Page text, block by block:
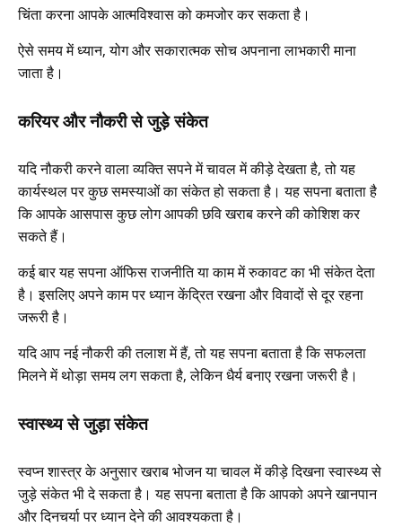
चिंता करना आपके आत्मविश्वास को कमजोर कर सकता है।
ऐसे समय में ध्यान, योग और सकारात्मक सोच अपनाना लाभकारी माना
जाता है।
करियर और नौकरी से जुड़े संकेत
यदि नौकरी करने वाला व्यक्ति सपने में चावल में कीड़े देखता है, तो यह
कार्यस्थल पर कुछ समस्याओं का संकेत हो सकता है। यह सपना बताता है
कि आपके आसपास कुछ लोग आपकी छवि खराब करने की कोशिश कर
सकते हैं।
कई बार यह सपना ऑफिस राजनीति या काम में रुकावट का भी संकेत देता
है। इसलिए अपने काम पर ध्यान केंद्रित रखना और विवादों से दूर रहना
जरूरी है।
यदि आप नई नौकरी की तलाश में हैं, तो यह सपना बताता है कि सफलता
मिलने में थोड़ा समय लग सकता है, लेकिन धैर्य बनाए रखना जरूरी है।
स्वास्थ्य से जुड़ा संकेत
स्वप्न शास्त्र के अनुसार खराब भोजन या चावल में कीड़े दिखना स्वास्थ्य से
जुड़े संकेत भी दे सकता है। यह सपना बताता है कि आपको अपने खानपान
और दिनचर्या पर ध्यान देने की आवश्यकता है।